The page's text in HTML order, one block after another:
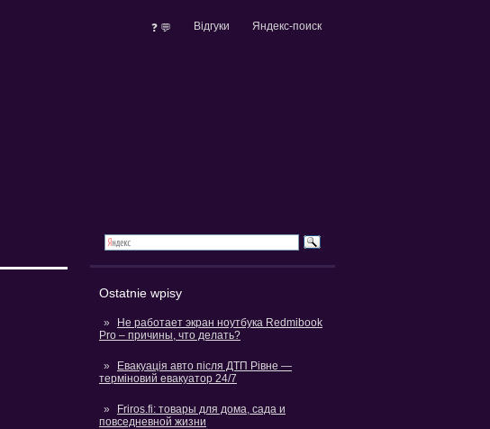
❓ 💬 Відгуки Яндекс-поиск
Ostatnie wpisy
Не работает экран ноутбука Redmibook
Pro – причины, что делать?
Евакуація авто після ДТП Рівне —
терміновий евакуатор 24/7
Friros.fi: товары для дома, сада и
повседневной жизни